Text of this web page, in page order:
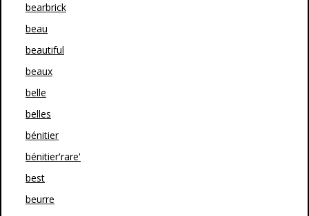
bearbrick
beau
beautiful
beaux
belle
belles
bénitier
bénitier'rare'
best
beurre